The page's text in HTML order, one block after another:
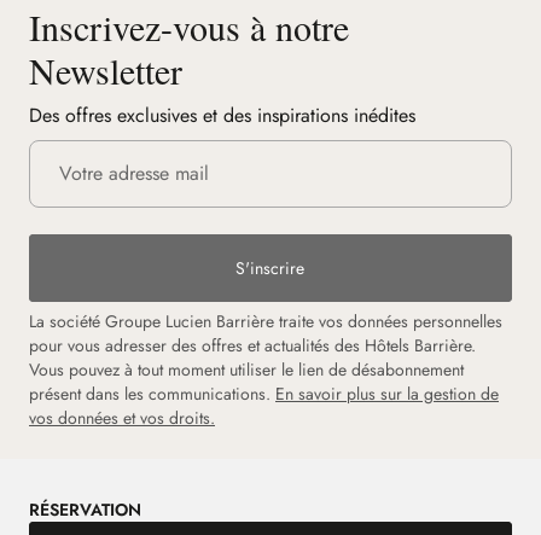
Inscrivez-vous à notre
Newsletter
Des offres exclusives et des inspirations inédites
S'inscrire
La société Groupe Lucien Barrière traite vos données personnelles
pour vous adresser des offres et actualités des Hôtels Barrière.
Vous pouvez à tout moment utiliser le lien de désabonnement
présent dans les communications. En savoir plus sur la gestion de
vos données et vos droits.
RÉSERVATION